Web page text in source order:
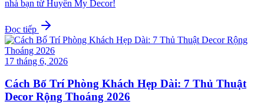
nhà bạn từ Huyền My Decor!
Đọc tiếp
17 tháng 6, 2026
Cách Bố Trí Phòng Khách Hẹp Dài: 7 Thủ Thuật
Decor Rộng Thoáng 2026